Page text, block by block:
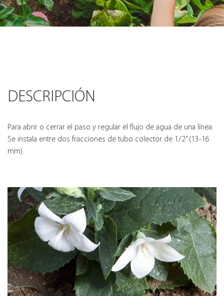
DESCRIPCIÓN
Para abrir o cerrar el paso y regular el flujo de agua de una línea.
Se instala entre dos fracciones de tubo colector de 1/2” (13-16
mm).